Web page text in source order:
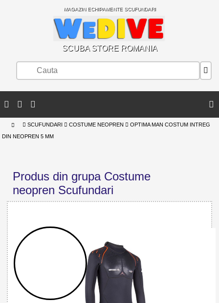
MAGAZIN ECHIPAMENTE SCUFUNDARI
SCUBA STORE ROMANIA
SCUFUNDARI COSTUME NEOPREN OPTIMA MAN COSTUM INTREG
DIN NEOPREN 5 MM
Produs din grupa Costume
neopren Scufundari